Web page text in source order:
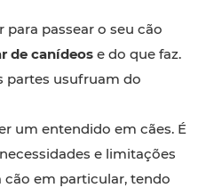
passear o seu cão
de canídeos e do que faz.
partes usufruam do
um entendido em cães. É
e limitações
cão em particular, tendo